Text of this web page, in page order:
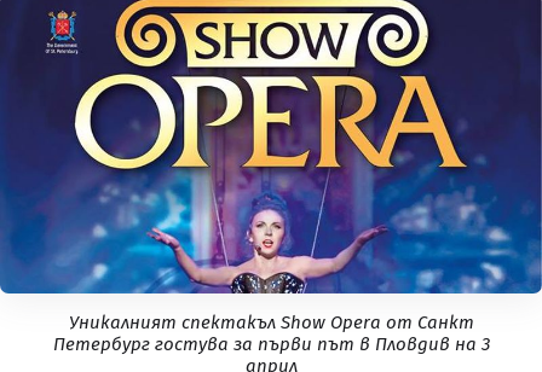
Уникалният спектакъл Show Opera от Санкт
Петербург гостува за първи път в Пловдив на 3
април